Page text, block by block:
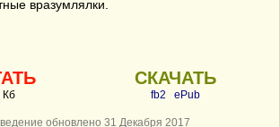
вразумлялки.
Кб
СКАЧАТЬ
fb2 ePub
обновлено 31 Декабря 2017